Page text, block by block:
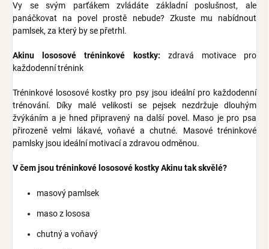
Vy se svým parťákem zvládáte základní poslušnost, ale
panáčkovat na povel prostě nebude? Zkuste mu nabídnout
pamlsek, za který by se přetrhl.
Akinu lososové tréninkové kostky: zdravá motivace pro
každodenní trénink
Tréninkové lososové kostky pro psy jsou ideální pro každodenní
trénování. Díky malé velikosti se pejsek nezdržuje dlouhým
žvýkáním a je hned připravený na další povel. Maso je pro psa
přirozeně velmi lákavé, voňavé a chutné. Masové tréninkové
pamlsky jsou ideální motivací a zdravou odměnou.
V čem jsou tréninkové lososové kostky Akinu tak skvělé?
masový pamlsek
maso z lososa
chutný a voňavý